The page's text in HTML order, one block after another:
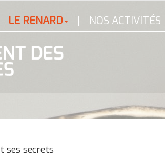
LE RENARD NOS ACTIVITÉS
ses secrets